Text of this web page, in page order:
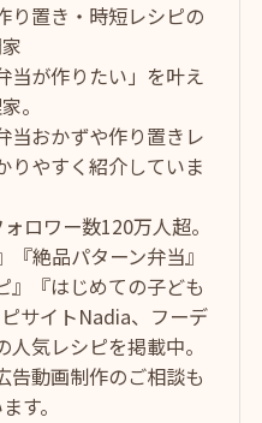
り置き・時短レシピの
当が作りたい」を叶え
。
当おかずや作り置きレ
りやすく紹介していま
ロワー数120万人超。
絶品パターン弁当』
』『はじめての子ども
サイトNadia、フーデ
気レシピを掲載中。
告動画制作のご相談も
す。